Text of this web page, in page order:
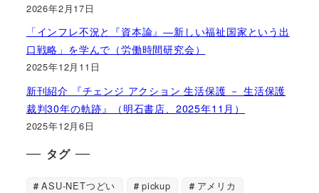
2026年2月17日
「インフレ不況と『資本論』―新しい福祉国家という出
口戦略」を学んで（労働時間研究会）
2025年12月11日
新刊紹介 『チェンジ アクション 生活保護 － 生活保護
裁判30年の軌跡』（明石書店、2025年11月）
2025年12月6日
タグ
ASU-NETつどい pickup
アメリカ